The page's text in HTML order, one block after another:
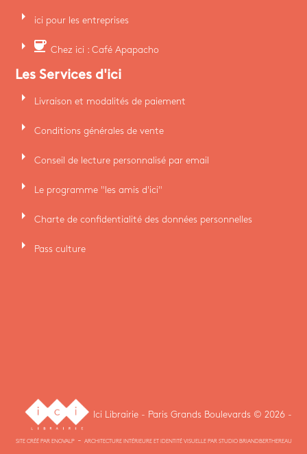
arrow_right ici pour les entreprises
arrow_right coffee Chez ici : Café Apapacho
Les Services d'ici
arrow_right Livraison et modalités de paiement
arrow_right Conditions générales de vente
arrow_right Conseil de lecture personnalisé par email
arrow_right Le programme "les amis d'ici"
arrow_right Charte de confidentialité des données personnelles
arrow_right Pass culture
Ici Librairie - Paris Grands Boulevards © 2026 -
SITE CRÉÉ PAR ENOVALP - ARCHITECTURE INTÉRIEURE ET IDENTITÉ VISUELLE PAR STUDIO BRIANDBERTHEREAU